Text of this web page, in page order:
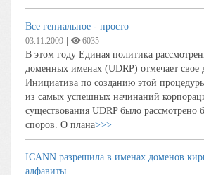
Все гениальное - просто
03.11.2009 6035
В этом году Единая политика
доменных именах (UDRP) отмечает свое
Инициатива по созданию этой
из самых успешных начинаний
существования UDRP было рассмотрено
споров. О плана>>>
ICANN разрешила в именах доменов
алфавиты